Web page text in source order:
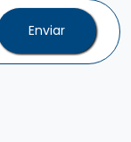
Enviar